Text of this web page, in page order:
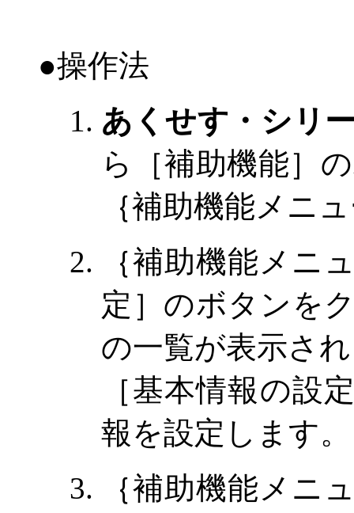
●操作法
あくせす・シリ
ら
［補助機能］
｛補助機能メニ
｛補助機能メニ
定 ］のボタンを
の一覧が表示さ
［基本情報の設
報を設定します。
｛補助機能メニ